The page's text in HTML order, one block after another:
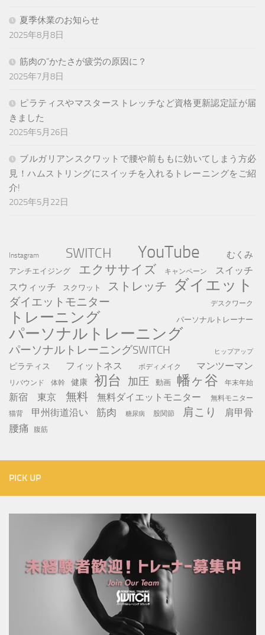
夏季休業のお知らせ
2025年8月8日
筋肉の”かたさが疲労の原因に？
2025年7月8日
ピラティスやマスターストレッチなど資格更新認定証が届
きました
2025年5月26日
ブルガリアンスクワットで腰や前ももに効いてしまう方必
見！ハムストリングにスイッチを入れるトレーニングをご紹
介!
2025年5月22日
Instagram SWITCH YouTube むくみ
アンチエイジング エクササイズ キャンペーン
スイッチ
スウィッチ
スクワット ストレッチ ダイエット
ダイエットモニター デスクワーク
トレーニング パーソナルトレーナー
パーソナルトレーニング
パーソナルトレーニングSWITCH ヒップアップ
ピラティス フィットネス ボディメイク マンツーマン
リバウンド 体幹 健康 初台 加圧 動画 幡ヶ谷 年末年始
新宿 東京 無料 無料ダイエットモニター
無料モニター
猫背
甲州街道沿い 筋肉 糖尿病 股関節 肩こり 肩甲骨
腰痛 腹筋
PICK UP